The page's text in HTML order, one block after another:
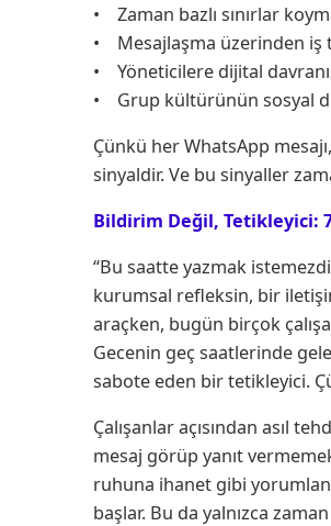
• Zaman bazlı sınırlar
• Mesajlaşma üzerinden iş
• Yöneticilere dijital
• Grup kültürünün sosyal
Çünkü her WhatsApp
sinyaldir. Ve bu sinyaller
Bildirim Değil, Tetikleyici:
“Bu saatte yazmak
kurumsal refleksin, bir
araçken, bugün birçok
Gecenin geç saatlerinde
sabote eden bir tetikleyici.
Çalışanlar açısından asıl
mesaj görüp yanıt
ruhuna ihanet gibi
başlar. Bu da yalnızca